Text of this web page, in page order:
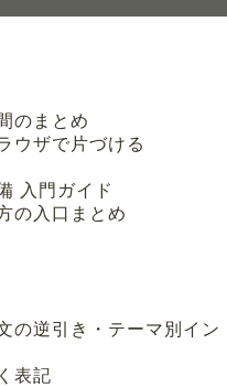
のまとめ
ウザで片づける
入門ガイド
の入口まとめ
の逆引き・テーマ別イン
表記